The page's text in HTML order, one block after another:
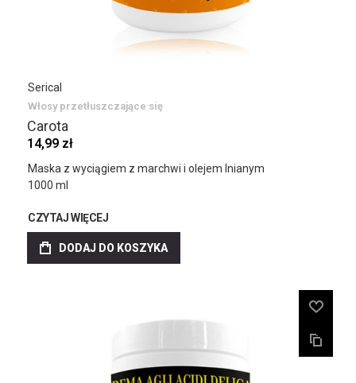
Serical
Włosy przetłuszczające się
Carota
14,99 zł
Maska z wyciągiem z marchwi i olejem lnianym
1000 ml
CZYTAJ WIĘCEJ
DODAJ DO KOSZYKA